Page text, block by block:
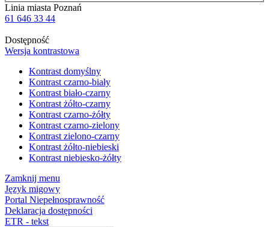
Linia miasta Poznań
61 646 33 44
Dostępność
Wersja kontrastowa
Kontrast domyślny
Kontrast czarno-biały
Kontrast biało-czarny
Kontrast żółto-czarny
Kontrast czarno-żółty
Kontrast czarno-zielony
Kontrast zielono-czarny
Kontrast żółto-niebieski
Kontrast niebiesko-żółty
Zamknij menu
Język migowy
Portal Niepełnosprawność
Deklaracja dostępności
ETR - tekst